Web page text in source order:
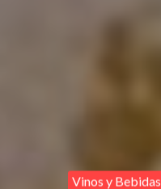
Vinos y Bebidas